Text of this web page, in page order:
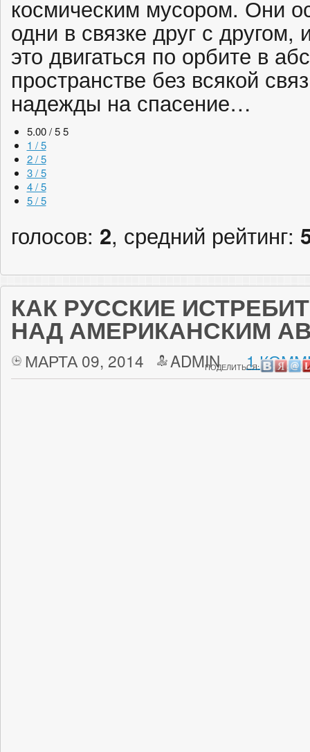
космическим мусором. Они
одни в связке друг с
это двигаться по орбите в
пространстве без всякой
надежды на спасение…
5.00 / 5 5
1 / 5
2 / 5
3 / 5
4 / 5
5 / 5
голосов: 2, средний рейтинг:
КАК РУССКИЕ
НАД АМЕРИКАНСКИМ
МАРТА 09, 2014 ADMIN 1
ПОДЕЛИТЬСЯ: